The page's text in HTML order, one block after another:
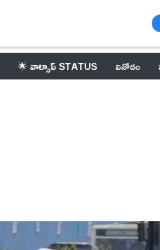
🌟 వాట్సాప్ STATUS వినోదం